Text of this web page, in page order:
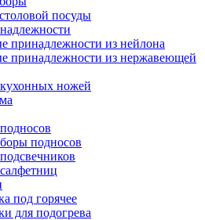
посуды
принадлежности из нейлона
принадлежности из нержавеющей
ножей
подносов
под горячее
для подогрева